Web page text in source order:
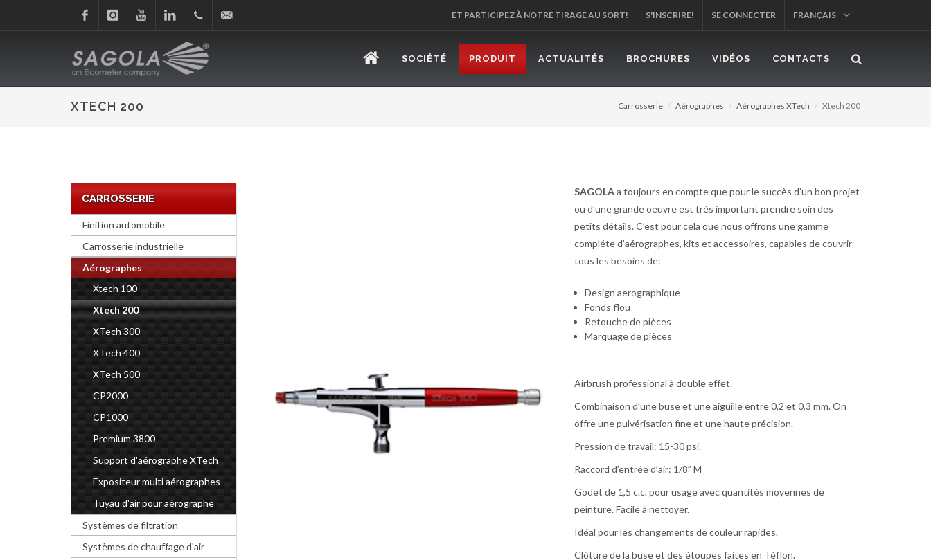
Linkedin+34
945
ET PARTICIPEZ À NOTRE TIRAGE AU SORT! S'INSCRIRE! SE CONNECTER FRANÇAIS
SOCIÉTÉ PRODUIT ACTUALITÉS BROCHURES VIDÉOS CONTACTS
XTECH 200 Carrosserie Aérographes Aérographes XTech Xtech 200
SAGOLAa toujours en compte que pour le succès d’un bon projet
ou d’une grande oeuvre est très important prendre soin des
petits détails. C’est pour cela que nous offrons une gamme
compléte d’aérographes, kits et accessoires, capables de couvrir
tous les besoins de:
Design aerographique
Fonds flou
Retouche de pièces
Marquage de pièces
Airbrush professional à double effet.
Combinaison d’une buse et une aiguille entre 0,2 et 0,3 mm. On
offre une pulvérisation fine et une haute précision.
Pression de travail: 15-30 psi.
Raccord d’entrée d’air: 1/8” M
Godet de 1,5 c.c. pour usage avec quantités moyennes de
peinture. Facile à nettoyer.
Idéal pour les changements de couleur rapides.
Clôture de la buse et des étoupes faites en Téflon.
CARROSSERIE
Finition automobile
Carrosserie industrielle
Aérographes
Xtech 100
Xtech 200
XTech 300
XTech 400
XTech 500
CP2000
CP1000
Premium 3800
Support d'aérographe XTech
Expositeur multi aérographes
Tuyau d'air pour aérographe
Systèmes de filtration
Systèmes de chauffage d'air